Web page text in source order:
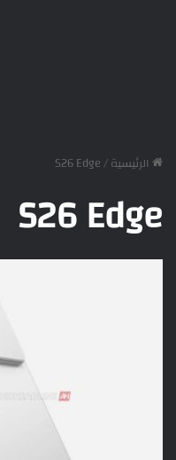
الرئيسية/
S26 Edge
S26 Edge